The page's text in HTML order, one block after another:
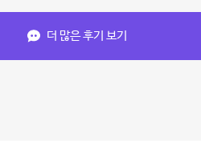
더 많은 후기 보기